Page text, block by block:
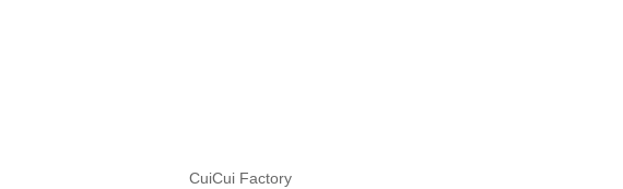
CuiCui Factory